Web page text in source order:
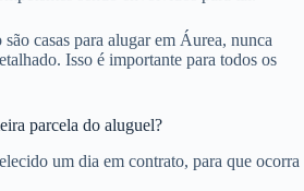
casas para alugar em Áurea, nunca
Isso é importante para todos os
parcela do aluguel?
um dia em contrato, para que ocorra